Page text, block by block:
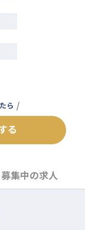
し込む
様へ
ら
る
募集中の求人